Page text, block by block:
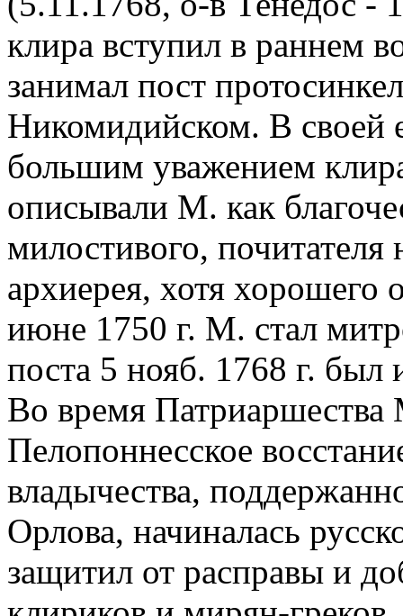
клира вступил в раннем
занимал пост
Никомидийском. В своей
большим уважением
описывали М. как
милостивого, почитателя
архиерея, хотя хорошего
июне 1750 г. М. стал
поста 5 нояб. 1768 г. был
Во время
Пелопоннесское
владычества,
Орлова, начиналась
защитил от расправы и